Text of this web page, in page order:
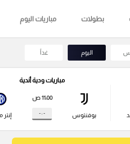
بطولات مباريات اليوم
اليوم غداً
مباريات ودية أندية
يوفنتوس
11:00 ص
- : - إنتر